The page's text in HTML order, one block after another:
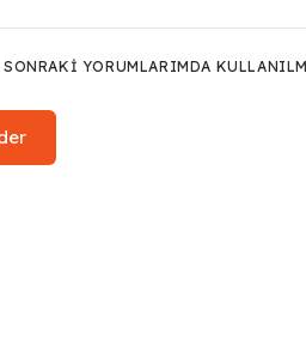
SONRAKI YORUMLARIMDA